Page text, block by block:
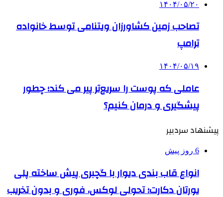
۱۴۰۴/۰۵/۲۰
تصاحب زمین کشاورزان ویتنامی توسط خانواده
ترامپ
۱۴۰۴/۰۵/۱۹
عاملی که پوست را سریع‌تر پیر می کند؛ چطور
پیشگیری و درمان کنیم؟
پیشنهاد سردبیر
6 روز پیش
انواع قاب بندی دیوار با گچبری پیش ساخته پلی
یورتان دکارت؛ تحولی لوکس، فوری و بدون تخریب